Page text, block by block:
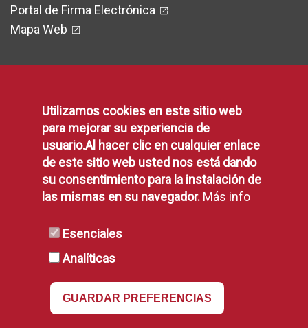
Portal de Firma Electrónica
Mapa Web
Legal
Protección de Datos
Política de Privacidad
Aviso Legal
Disponibilidad
Declaración de Accesibilidad
Política de Cookies
Utilizamos cookies en este sitio web
para mejorar su experiencia de
usuario.Al hacer clic en cualquier enlace
de este sitio web usted nos está dando
su consentimiento para la instalación de
las mismas en su navegador. Más info
Esenciales
Analíticas
GUARDAR PREFERENCIAS